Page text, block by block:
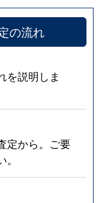
北仙台
北仙台
北仙台
北山(宮城)
の流れ
を説明しま
定から。ご要